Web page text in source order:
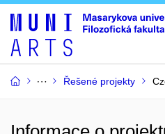
Řešené projekty